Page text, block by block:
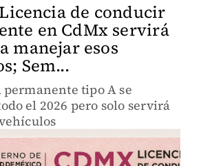
de conducir
en CdMx servirá
manejar esos
Sem...
tipo A se
el 2026 pero solo servirá